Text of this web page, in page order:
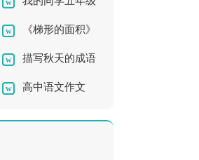
作文 《梯形的面积》
说课稿描写秋天的成语
15篇高中语文作文